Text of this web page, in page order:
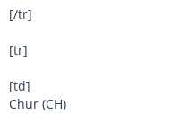
[/tr]
[tr]
[td]
Chur (CH)